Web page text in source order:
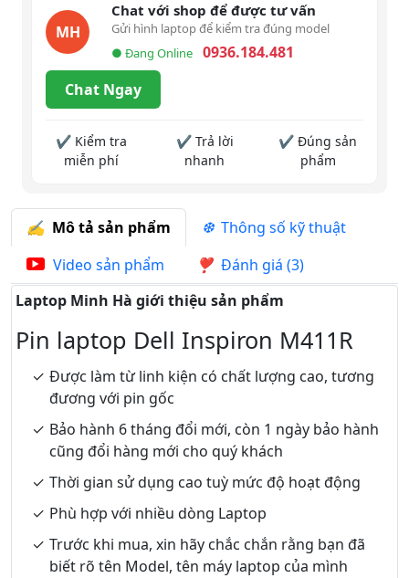
MH
Chat với shop để được tư vấn
Gửi hình laptop để kiểm tra đúng model
● Đang Online
0936.184.481
Chat Ngay
✔ Kiểm tra
miễn phí
✔ Trả lời
nhanh
✔ Đúng sản
phẩm
Mô tả sản phẩm
Thông số kỹ thuật
Video sản phẩm
Đánh giá (3)
Laptop Minh Hà giới thiệu sản phẩm
Pin laptop Dell Inspiron M411R
Được làm từ linh kiện có chất lượng cao, tương
đương với pin gốc
Bảo hành 6 tháng đổi mới, còn 1 ngày bảo hành
cũng đổi hàng mới cho quý khách
Thời gian sử dụng cao tuỳ mức độ hoạt động
Phù hợp với nhiều dòng Laptop
Trước khi mua, xin hãy chắc chắn rằng bạn đã
biết rõ tên Model, tên máy laptop của mình